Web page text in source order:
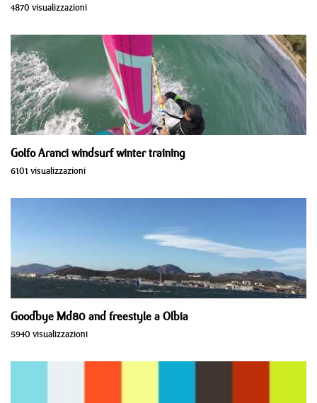
4870 visualizzazioni
Golfo Aranci windsurf winter training
6101 visualizzazioni
Goodbye Md80 and freestyle a Olbia
5940 visualizzazioni